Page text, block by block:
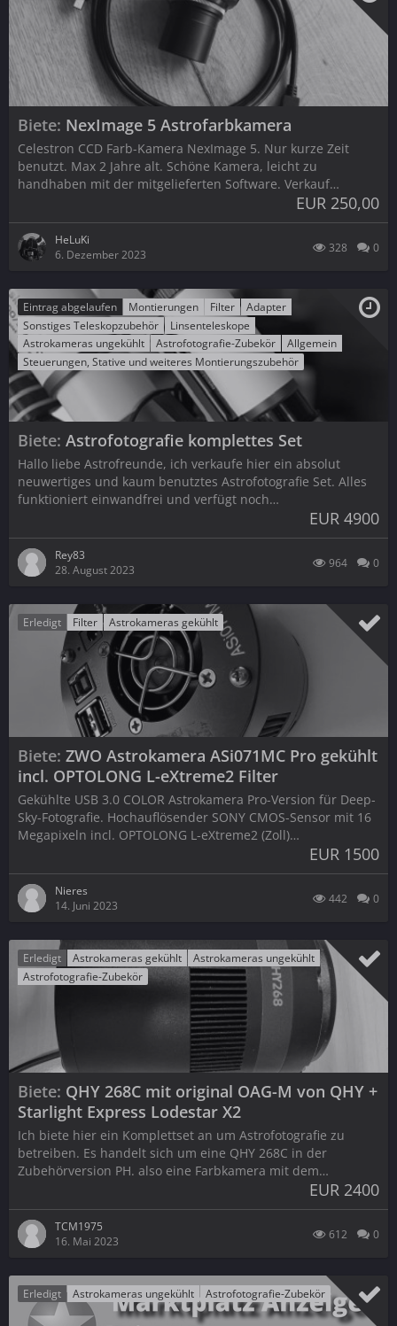
Biete NexImage 5 Astrofarbkamera
Celestron CCD Farb-Kamera NexImage 5. Nur kurze Zeit
benutzt. Max 2 Jahre alt. Schöne Kamera, leicht zu
handhaben mit der mitgelieferten Software. Verkauf…
EUR 250,00
HeLuKi
6. Dezember 2023
328 0
Eintrag abgelaufen Montierungen Filter
Adapter
Sonstiges Teleskopzubehör
Linsenteleskope
Astrokameras ungekühlt
Astrofotografie-Zubekör
Allgemein
Steuerungen, Stative und weiteres Montierungszubehör
Biete Astrofotografie komplettes Set
Hallo liebe Astrofreunde, ich verkaufe hier ein absolut
neuwertiges und kaum benutztes Astrofotografie Set. Alles
funktioniert einwandfrei und verfügt noch…
EUR 4900
Rey83
28. August 2023
964 0
Erledigt Filter Astrokameras gekühlt
Biete ZWO Astrokamera ASi071MC Pro gekühlt
incl. OPTOLONG L-eXtreme2 Filter
Gekühlte USB 3.0 COLOR Astrokamera Pro-Version für Deep-
Sky-Fotografie. Hochauflösender SONY CMOS-Sensor mit 16
Megapixeln incl. OPTOLONG L-eXtreme2 (Zoll)…
EUR 1500
Nieres
14. Juni 2023
442 0
Erledigt Astrokameras gekühlt
Astrokameras ungekühlt
Astrofotografie-Zubekör
Biete QHY 268C mit original OAG-M von QHY +
Starlight Express Lodestar X2
Ich biete hier ein Komplettset an um Astrofotografie zu
betreiben. Es handelt sich um eine QHY 268C in der
Zubehörversion PH. also eine Farbkamera mit dem…
EUR 2400
TCM1975
16. Mai 2023
612 0
Erledigt Astrokameras ungekühlt Astrofotografie-Zubekör